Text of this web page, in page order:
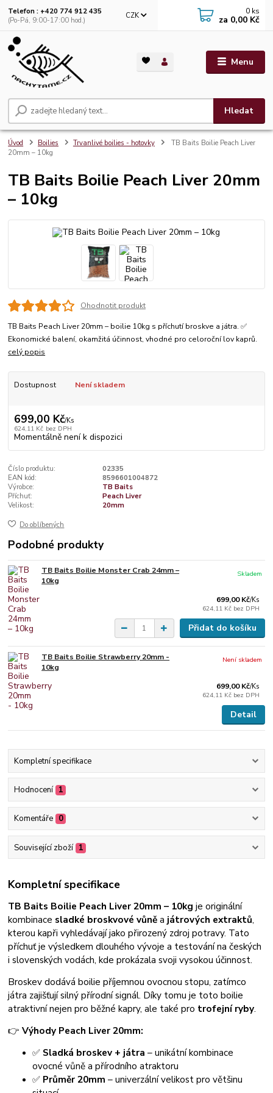
Menu
CZK
Hledat
Telefon : +420 774 912 435
(Po-Pá, 9:00-17:00 hod.)
0 ks
za 0,00 Kč
Úvod Boilies Trvanlivé boilies - hotovky
TB Baits Boilie Peach Liver
20mm – 10kg
TB Baits Boilie Peach Liver 20mm
– 10kg
Ohodnotit produkt
TB Baits Peach Liver 20mm – boilie 10kg s příchutí broskve a játra. ✅
Ekonomické balení, okamžitá účinnost, vhodné pro celoroční lov kaprů.
celý popis
Dostupnost Není skladem
699,00 Kč/Ks
624,11 Kč bez DPH
Momentálně není k dispozici
Číslo produktu:
02335
EAN kód:
8596601004872
Výrobce:
TB Baits
Příchuť:
Peach Liver
Velikost:
20mm
Do oblíbených
Podobné produkty
TB Baits Boilie Monster Crab 24mm –
10kg
699,00 Kč/Ks
624,11 Kč bez DPH
Skladem
Přidat do košíku
TB Baits Boilie Strawberry 20mm -
10kg
699,00 Kč/Ks
624,11 Kč bez DPH
Není skladem
Detail
Kompletní specifikace
Hodnocení 1
Komentáře 0
Související zboží 1
Kompletní specifikace
TB Baits Boilie Peach Liver 20mm – 10kg je originální
kombinace sladké broskvové vůněa játrových extraktů,
kterou kapři vyhledávají jako přirozený zdroj potravy. Tato
příchuť je výsledkem dlouhého vývoje a testování na českých
i slovenských vodách, kde prokázala svoji vysokou účinnost.
Broskev dodává boilie příjemnou ovocnou stopu, zatímco
játra zajišťují silný přírodní signál. Díky tomu je toto boilie
atraktivní nejen pro běžné kapry, ale také pro trofejní ryby.
👉Výhody Peach Liver 20mm:
✅ Sladká broskev + játra – unikátní kombinace
ovocné vůně a přírodního atraktoru
✅ Průměr 20mm – univerzální velikost pro většinu